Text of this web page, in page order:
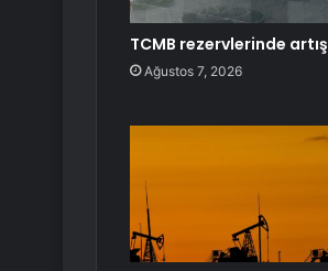
TCMB rezervlerinde artış
Ağustos 7, 2026